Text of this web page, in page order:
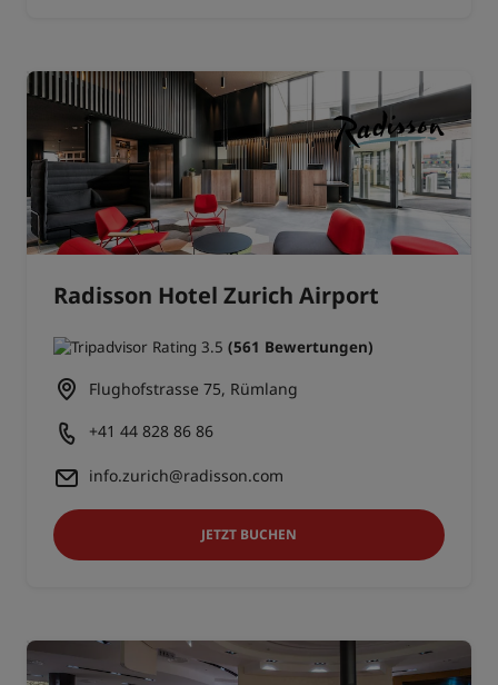
Radisson Hotel Zurich Airport
(561 Bewertungen)
Flughofstrasse 75, Rümlang
+41 44 828 86 86
info.zurich@radisson.com
JETZT BUCHEN